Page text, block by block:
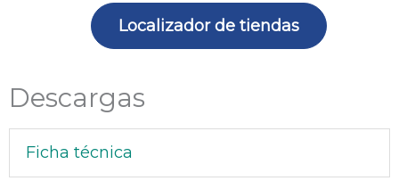
Localizador de tiendas
Descargas
Ficha técnica